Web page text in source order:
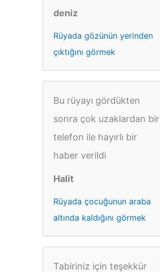
deniz
Rüyada gözünün yerinden
çıktığını görmek
Bu rüyayı gördükten
sonra çok uzaklardan bir
telefon ile hayırlı bir
haber verildi
Halit
Rüyada çocuğunun araba
altında kaldığını görmek
Tabiriniz için teşekkür